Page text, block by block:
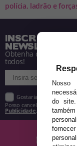
polícia, ladrão e
INSCREVA-SE
NEWSLETTER
Obtenha descontos e
todos!
Gostaria de receber
Posso cancelar a inscrição
Publicidade
do